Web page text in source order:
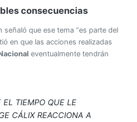
consecuencias
señaló que ese tema “es parte del
en que las acciones realizadas
eventualmente tendrán
EL TIEMPO QUE LE
CÁLIX REACCIONA A